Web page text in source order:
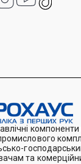
компоненти
та